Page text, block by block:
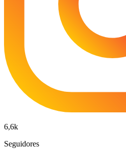
6,6k
Seguidores